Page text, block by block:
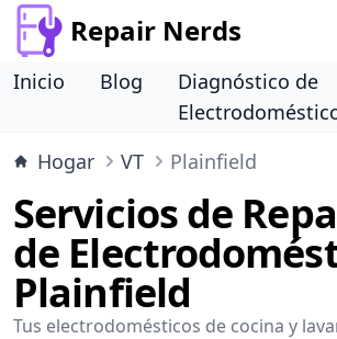
Repair Nerds
Inicio Blog
Diagnóstico de
Hogar
VT Plainfield
Servicios de
de
Plainfield
Tus electrodomésticos de cocina y